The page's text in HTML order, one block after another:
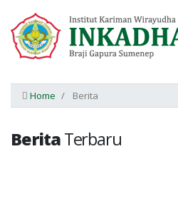
Home Berita
BeritaTerbaru